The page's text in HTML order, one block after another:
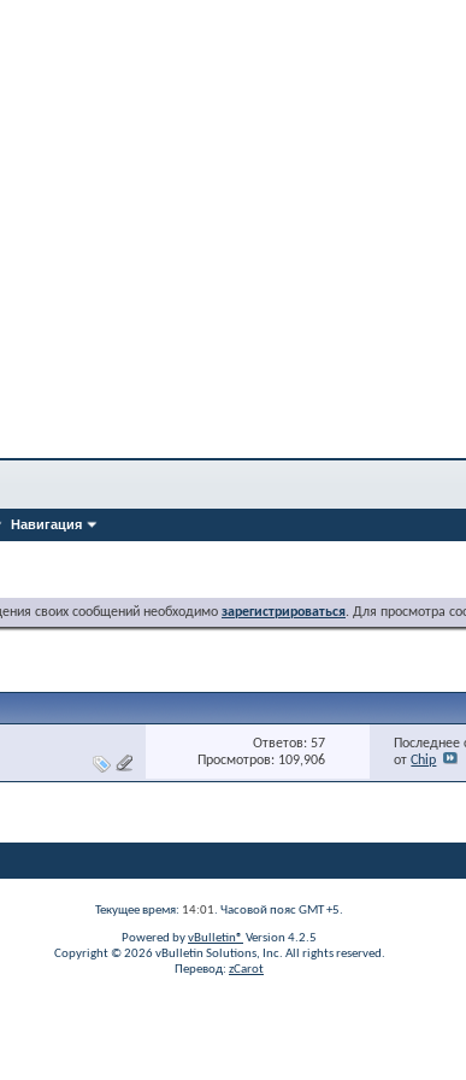
Навигация
своих сообщений необходимо зарегистрироваться. Для просмотра
Ответов: 57
Просмотров: 109,906
отChip
Текущее время: 14:01. Часовой пояс GMT +5.
Powered byvBulletin® Version 4.2.5
Copyright © 2026 vBulletin Solutions, Inc. All rights reserved.
Перевод: zCarot